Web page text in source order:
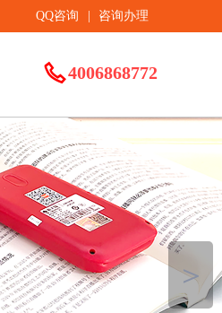
QQ咨询 咨询办理
4006868772
＞